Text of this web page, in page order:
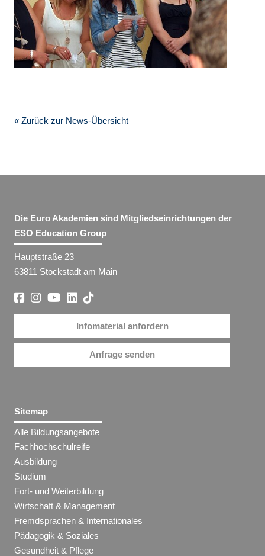
« Zurück zur News-Übersicht
Die Euro Akademien sind Mitgliedseinrichtungen der
ESO Education Group
Hauptstraße 23
63811 Stockstadt am Main
Infomaterial anfordern
Anfrage senden
Sitemap
Alle Bildungsangebote
Fachhochschulreife
Ausbildung
Studium
Fort- und Weiterbildung
Wirtschaft & Management
Fremdsprachen & Internationales
Pädagogik & Soziales
Gesundheit & Pflege